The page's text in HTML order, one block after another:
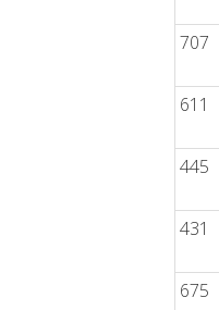
707
611
445
431
675